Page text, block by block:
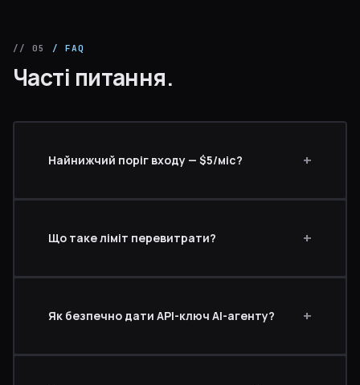
// 05 / FAQ
Часті питання.
Найнижчий поріг входу — $5/міс?
Що таке ліміт перевитрати?
Як безпечно дати API-ключ AI-агенту?